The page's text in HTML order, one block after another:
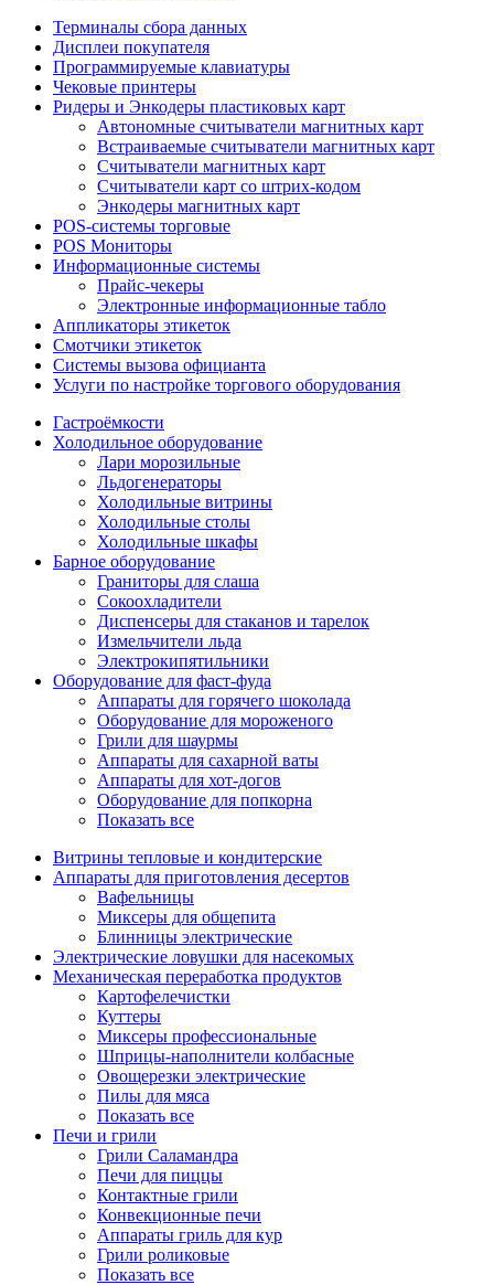
Терминалы сбора данных
Дисплеи покупателя
Программируемые клавиатуры
Чековые принтеры
Ридеры и Энкодеры пластиковых карт
Автономные считыватели магнитных карт
Встраиваемые считыватели магнитных карт
Считыватели магнитных карт
Считыватели карт со штрих-кодом
Энкодеры магнитных карт
POS-системы торговые
POS Мониторы
Информационные системы
Прайс-чекеры
Электронные информационные табло
Аппликаторы этикеток
Смотчики этикеток
Системы вызова официанта
Услуги по настройке торгового оборудования
Гастроёмкости
Холодильное оборудование
Лари морозильные
Льдогенераторы
Холодильные витрины
Холодильные столы
Холодильные шкафы
Барное оборудование
Граниторы для слаша
Сокоохладители
Диспенсеры для стаканов и тарелок
Измельчители льда
Электрокипятильники
Оборудование для фаст-фуда
Аппараты для горячего шоколада
Оборудование для мороженого
Грили для шаурмы
Аппараты для сахарной ваты
Аппараты для хот-догов
Оборудование для попкорна
Показать все
Витрины тепловые и кондитерские
Аппараты для приготовления десертов
Вафельницы
Миксеры для общепита
Блинницы электрические
Электрические ловушки для насекомых
Механическая переработка продуктов
Картофелечистки
Куттеры
Миксеры профессиональные
Шприцы-наполнители колбасные
Овощерезки электрические
Пилы для мяса
Показать все
Печи и грили
Грили Саламандра
Печи для пиццы
Контактные грили
Конвекционные печи
Аппараты гриль для кур
Грили роликовые
Показать все